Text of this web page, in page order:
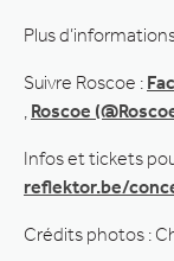
Plus
Suivre Roscoe :
Roscoe
Infos et tickets
reflektor.be/
Crédits photos :